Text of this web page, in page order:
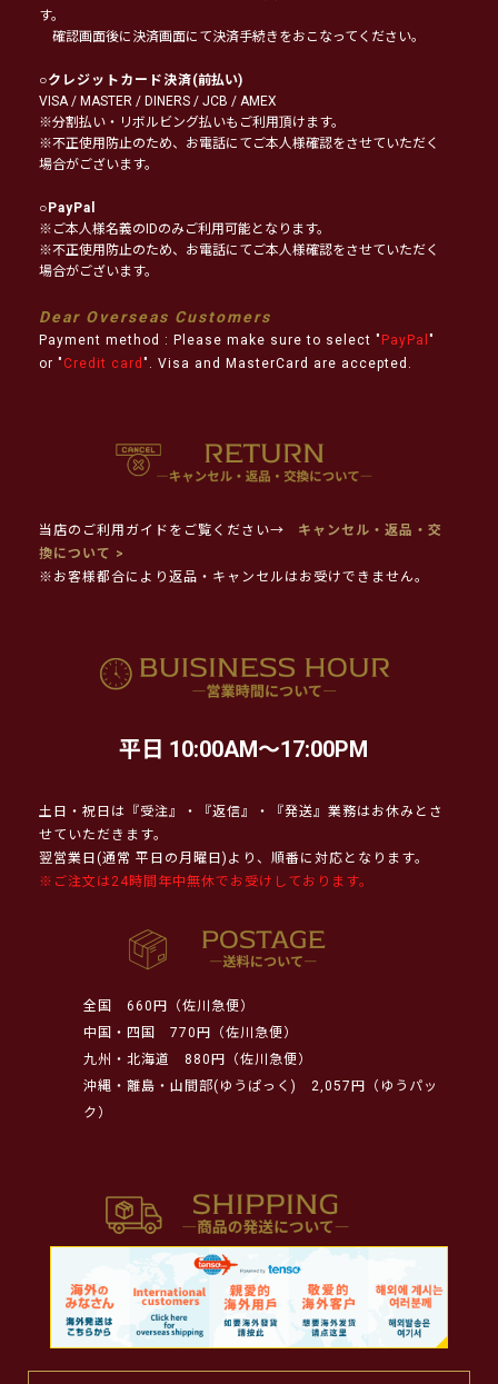
す。
確認画面後に決済画面にて決済手続きをおこなってください。
○クレジットカード決済(前払い)
VISA / MASTER / DINERS / JCB / AMEX
※分割払い・リボルビング払いもご利用頂けます。
※不正使用防止のため、お電話にてご本人様確認をさせていただく
場合がございます。
○PayPal
※ご本人様名義のIDのみご利用可能となります。
※不正使用防止のため、お電話にてご本人様確認をさせていただく
場合がございます。
Dear Overseas Customers
Payment method : Please make sure to select " PayPal "
or " Credit card ". Visa and MasterCard are accepted.
当店のご利用ガイドをご覧ください→
キャンセル・返品・交
換について >
※お客様都合により返品・キャンセルはお受けできません。
平日 10:00AM～17:00PM
土日・祝日は『受注』・『返信』・『発送』業務はお休みとさ
せていただきます。
翌営業日(通常 平日の月曜日)より、順番に対応となります。
※ご注文は24時間年中無休でお受けしております。
全国
660円（佐川急便）
中国・四国
770円（佐川急便）
九州・北海道
880円（佐川急便）
沖縄・離島・山間部(ゆうぱっく)
2,057円（ゆうパッ
ク）